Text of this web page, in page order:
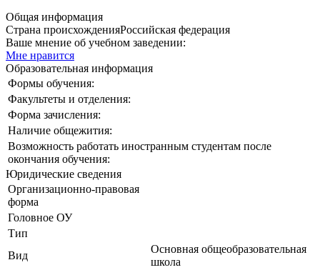
Общая информация
Страна происхожденияРоссийская федерация
Ваше мнение об учебном заведении:
Мне нравится
Образовательная информация
Формы обучения:
Факультеты и отделения:
Форма зачисления:
Наличие общежития:
Возможность работать иностранным студентам после
окончания обучения:
Юридические сведения
Организационно-правовая
форма
Головное ОУ
Тип
Вид
Основная общеобразовательная
школа